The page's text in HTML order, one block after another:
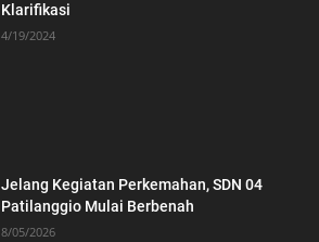
Klarifikasi
4/19/2024
Jelang Kegiatan Perkemahan, SDN 04
Patilanggio Mulai Berbenah
8/05/2026